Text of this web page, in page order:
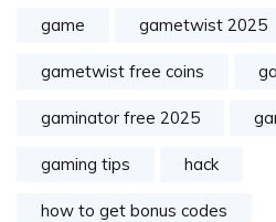
game gametwist 2025
gametwist free coins
gaminator free 2025
gaming tips hack
how to get bonus codes